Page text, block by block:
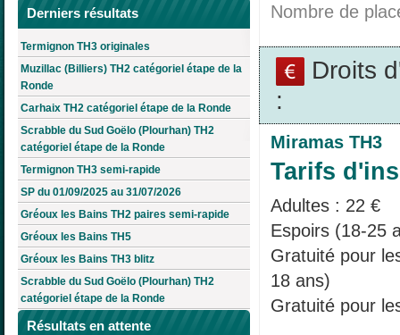
Derniers résultats
Termignon TH3 originales
Muzillac (Billiers) TH2 catégoriel étape de la
Ronde
Carhaix TH2 catégoriel étape de la Ronde
Scrabble du Sud Goëlo (Plourhan) TH2
catégoriel étape de la Ronde
Termignon TH3 semi-rapide
SP du 01/09/2025 au 31/07/2026
Gréoux les Bains TH2 paires semi-rapide
Gréoux les Bains TH5
Gréoux les Bains TH3 blitz
Scrabble du Sud Goëlo (Plourhan) TH2
catégoriel étape de la Ronde
Résultats en attente
Nombre de
Droits
:
Miramas TH3
Tarifs
Adultes : 22 €
Espoirs (18-25
Gratuité pour
18 ans)
Gratuité pour